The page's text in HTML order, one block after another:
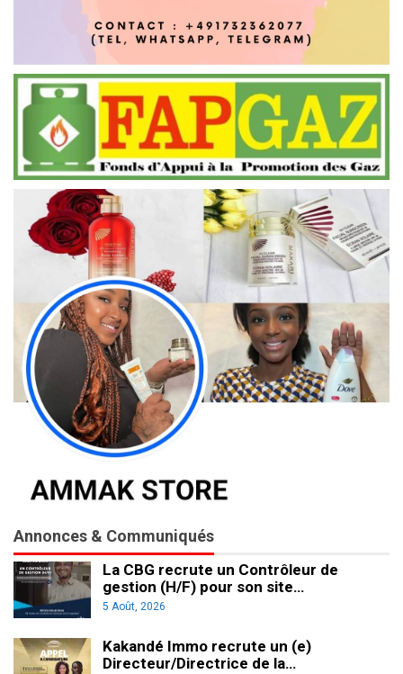
Annonces & Communiqués
La CBG recrute un Contrôleur de
gestion (H/F) pour son site…
5 Août, 2026
Kakandé Immo recrute un (e)
Directeur/Directrice de la…